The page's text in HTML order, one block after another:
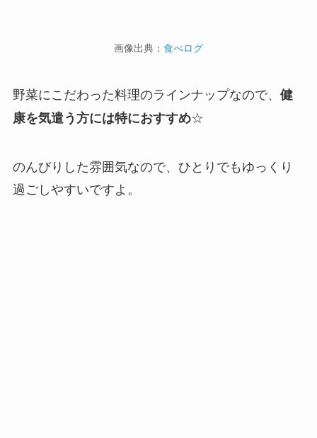
画像出典： 食べログ
野菜にこだわった料理のラインナップなので、 健
康を気遣う方には特におすすめ☆
のんびりした雰囲気なので、ひとりでもゆっくり
過ごしやすいですよ。